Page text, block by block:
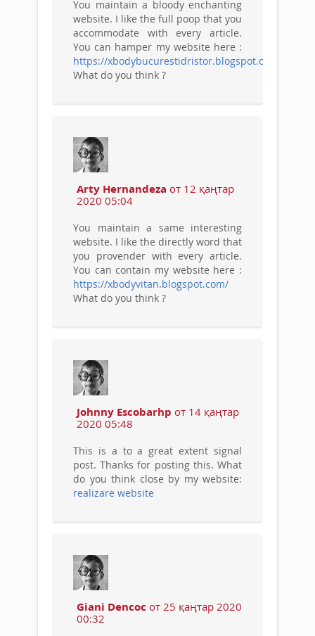
You maintain a bloody enchanting
website. I like the full poop that you
accommodate with every article.
You can hamper my website here :
https://xbodybucurestidristor.blogspot.com/
What do you think ?
Arty Hernandeza от 12 қаңтар
2020 05:04
You maintain a same interesting
website. I like the directly word that
you provender with every article.
You can contain my website here :
https://xbodyvitan.blogspot.com/
What do you think ?
Johnny Escobarhp от 14 қаңтар
2020 05:48
This is a to a great extent signal
post. Thanks for posting this. What
do you think close by my website:
realizare website
Giani Dencoc от 25 қаңтар 2020
00:32